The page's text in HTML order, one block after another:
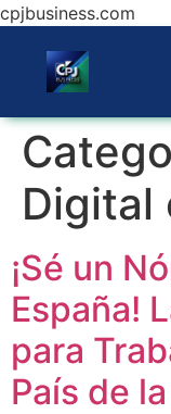
cpjbusiness.com
Digital
¡Sé un
España!
para
País de